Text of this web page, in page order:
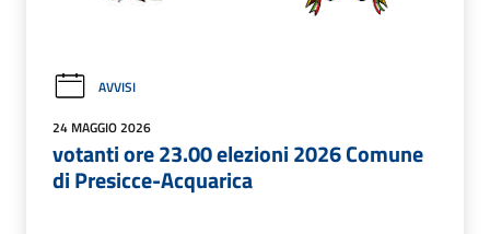
AVVISI
24 MAGGIO 2026
votanti ore 23.00 elezioni 2026 Comune
di Presicce-Acquarica